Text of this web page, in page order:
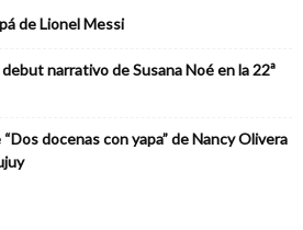
de Lionel Messi
narrativo de Susana Noé en la 22ª
docenas con yapa” de Nancy Olivera